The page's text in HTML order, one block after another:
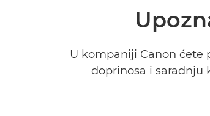
U kompaniji Canon ćete
doprinosa i saradnju